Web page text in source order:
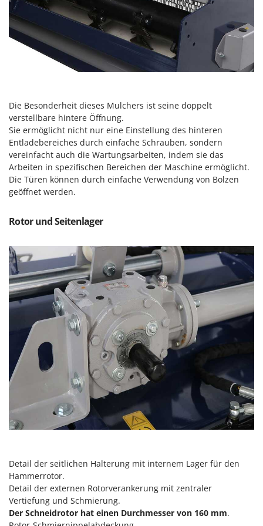
Rato
Reber
Redback
Resto Italia
Ritter
River Systems
Robomow
Rossofuoco
Rover Pompe
Ryobi
S
S.T.P.
Santos
Sbaraglia
Schnitzer
Seven Italy
Shark
Shindaiwa
Silky
Simatech
Sirman
Skil
Smeg
Snapper
Solidur
Spice Electronics
Die Besonderheit dieses Mulchers ist seine doppelt
verstellbare hintere Öffnung.
Sie ermöglicht nicht nur eine Einstellung des hinteren
Entladebereiches durch einfache Schrauben, sondern
vereinfacht auch die Wartungsarbeiten, indem sie das
Arbeiten in spezifischen Bereichen der Maschine ermöglicht.
Die Türen können durch einfache Verwendung von Bolzen
geöffnet werden.
Rotor und Seitenlager
Detail der seitlichen Halterung mit internem Lager für den
Hammerrotor.
Detail der externen Rotorverankerung mit zentraler
Vertiefung und Schmierung.
Der Schneidrotor hat einen Durchmesser von 160 mm.